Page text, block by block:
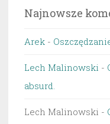
Najnowsze
Arek -
Lech Malinowski -
absurd.
Lech Malinowski -